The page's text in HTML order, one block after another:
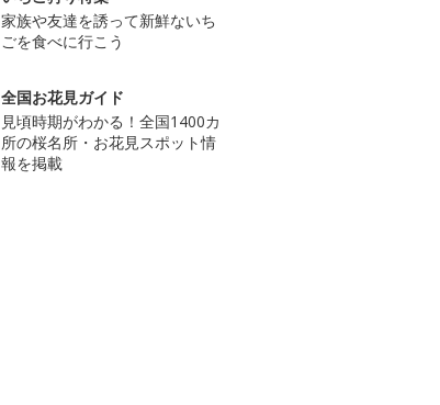
家族や友達を誘って新鮮ないち
ごを食べに行こう
全国お花見ガイド
見頃時期がわかる！全国1400カ
所の桜名所・お花見スポット情
報を掲載